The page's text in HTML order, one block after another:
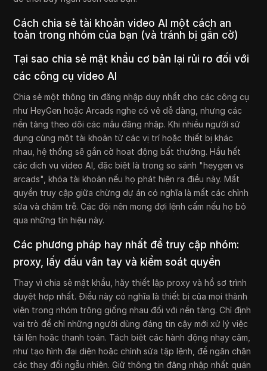
Cách chia sẻ tài khoản video AI một cách an
toàn trong nhóm của bạn (và tránh bị gắn cờ)
Tại sao chia sẻ mật khẩu cơ bản lại rủi ro đối với
các công cụ video AI
Chia sẻ một thông tin đăng nhập duy nhất cho các công cụ
như HeyGen hoặc Arcads nghe có vẻ dễ dàng, nhưng các
nền tảng theo dõi các mẫu đăng nhập. Khi nhiều người sử
dụng cùng một tài khoản từ các vị trí hoặc thiết bị khác
nhau, hệ thống sẽ gắn cờ hoạt động bất thường. Hầu hết
các dịch vụ video AI, đặc biệt là trong so sánh "heygen vs
arcads", khóa tài khoản nếu họ phát hiện ra điều này. Mất
quyền truy cập giữa chừng dự án có nghĩa là mất các chỉnh
sửa và chậm trễ. Các đội nên mong đợi lệnh cấm nếu họ bỏ
qua những tín hiệu này.
Các phương pháp hay nhất để truy cập nhóm:
proxy, lấy dấu vân tay và kiểm soát quyền
Thay vì chia sẻ mật khẩu, hãy thiết lập proxy và hồ sơ trình
duyệt hợp nhất. Điều này có nghĩa là thiết bị của mọi thành
viên trong nhóm trông giống nhau đối với nền tảng. Chỉ định
vai trò để chỉ những người dùng đáng tin cậy mới xử lý việc
tải lên hoặc thanh toán. Tách biệt các hành động nhạy cảm,
như tạo hình đại diện hoặc chỉnh sửa tập lệnh, để ngăn chặn
các thay đổi ngẫu nhiên. Giữ thông tin đăng nhập nhất quán